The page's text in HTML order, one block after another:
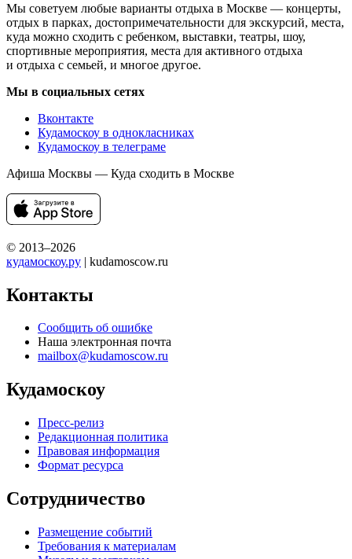
Мы советуем любые варианты отдыха в Москве — концерты,
отдых в парках, достопримечательности для экскурсий, места,
куда можно сходить с ребенком, выставки, театры, шоу,
спортивные мероприятия, места для активного отдыха
и отдыха с семьей, и многое другое.
Мы в социальных сетях
Вконтакте
Кудамоскоу в однокласниках
Кудамоскоу в телеграме
Афиша Москвы — Куда сходить в Москве
© 2013–2026
кудамоскоу.ру | kudamoscow.ru
Контакты
Сообщить об ошибке
Наша электронная почта
mailbox@kudamoscow.ru
Кудамоскоу
Пресс-релиз
Редакционная политика
Правовая информация
Формат ресурса
Сотрудничество
Размещение событий
Требования к материалам